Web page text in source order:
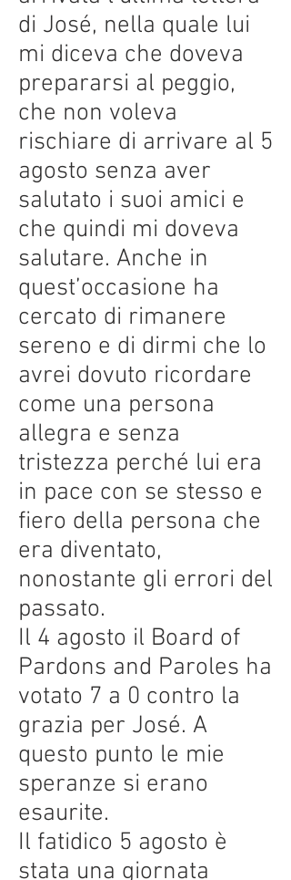
di José, nella quale lui
mi diceva che doveva
prepararsi al peggio,
che non voleva
rischiare di arrivare al 5
agosto senza aver
salutato i suoi amici e
che quindi mi doveva
salutare. Anche in
quest’occasione ha
cercato di rimanere
sereno e di dirmi che lo
avrei dovuto ricordare
come una persona
allegra e senza
tristezza perché lui era
in pace con se stesso e
fiero della persona che
era diventato,
nonostante gli errori del
passato.
Il 4 agosto il Board of
Pardons and Paroles ha
votato 7 a 0 contro la
grazia per José. A
questo punto le mie
speranze si erano
esaurite.
Il fatidico 5 agosto è
stata una giornata